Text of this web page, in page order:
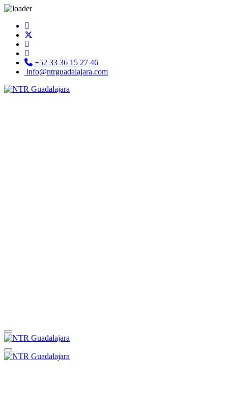
+52 33 36 15 27 46
info@ntrguadalajara.com